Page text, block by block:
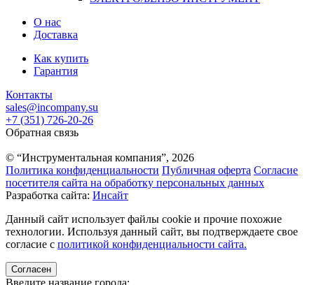
О нас
Доставка
Как купить
Гарантия
Контакты
sales@incompany.su
+7 (351) 726-20-26
Обратная связь
© “Инструментальная компания”, 2026
Политика конфиденциальности Публичная оферта Согласие
посетителя сайта на обработку персональных данных
Разработка сайта: Инсайт
Данный сайт использует файлы cookie и прочие похожие
технологии. Используя данный сайт, вы подтверждаете свое
согласие с политикой конфиденциальности сайта.
Согласен
Введите название города: